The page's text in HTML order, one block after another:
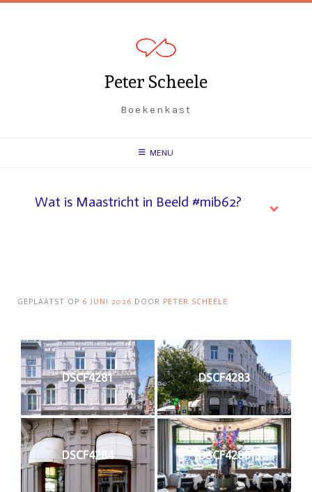
Spring
Peter Scheele
Boekenkast
MENU
Wat is Maastricht in Beeld #mib62?
GEPLAATST OP 6 JUNI 2026 DOOR PETER SCHEELE
DSCF4281 DSCF4283
DSCF4284 DSCF4288